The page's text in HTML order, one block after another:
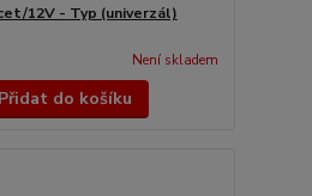
12V - Typ (univerzál)
Není skladem
Přidat do košíku